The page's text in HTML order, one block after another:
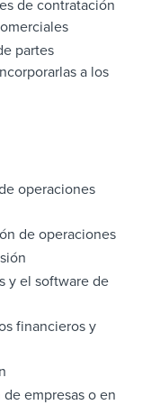
de contratación
partes
a los
operaciones
de operaciones
y el software de
financieros y
empresas o en